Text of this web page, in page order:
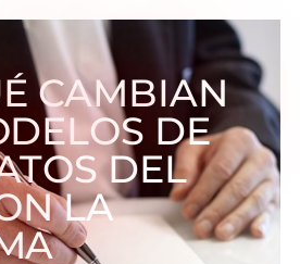
CAMBIAN
DE
DEL
LA